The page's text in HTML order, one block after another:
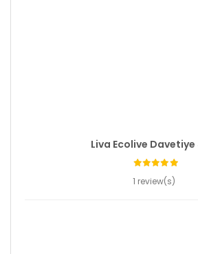
Liva Ecolive Davetiye
1 review(s)